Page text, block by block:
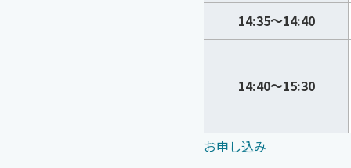
14:35～14:40
14:40～15:30
お申し込み